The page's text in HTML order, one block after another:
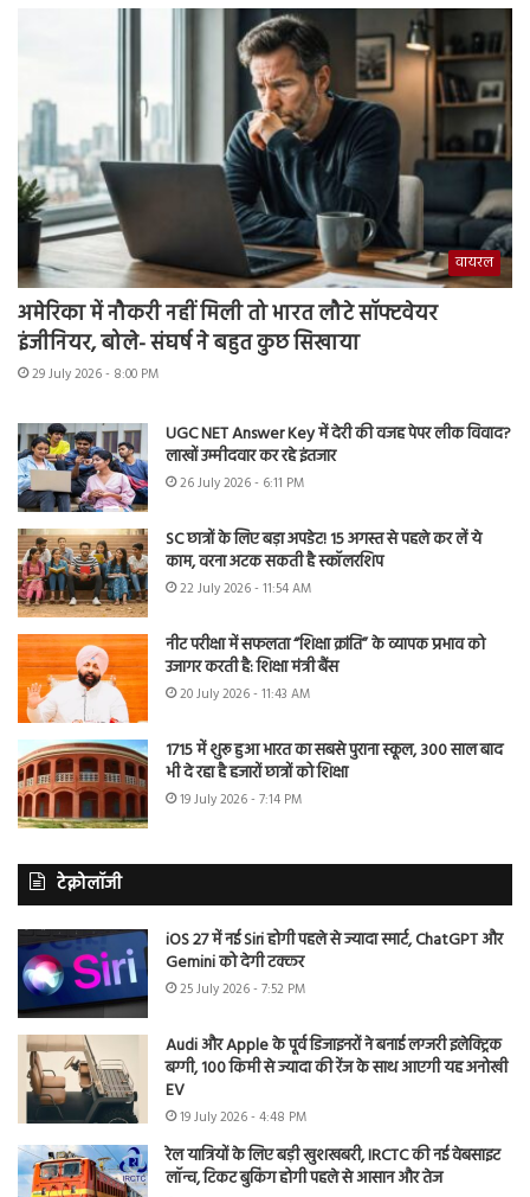
वायरल
अमेरिका में नौकरी नहीं मिली तो भारत लौटे सॉफ्टवेयर
इंजीनियर, बोले- संघर्ष ने बहुत कुछ सिखाया
29 July 2026 - 8:00 PM
UGC NET Answer Key में देरी की वजह पेपर लीक विवाद?
लाखों उम्मीदवार कर रहे इंतजार
26 July 2026 - 6:11 PM
SC छात्रों के लिए बड़ा अपडेट! 15 अगस्त से पहले कर लें ये
काम, वरना अटक सकती है स्कॉलरशिप
22 July 2026 - 11:54 AM
नीट परीक्षा में सफलता “शिक्षा क्रांति” के व्यापक प्रभाव को
उजागर करती है: शिक्षा मंत्री बैंस
20 July 2026 - 11:43 AM
1715 में शुरू हुआ भारत का सबसे पुराना स्कूल, 300 साल बाद
भी दे रहा है हजारों छात्रों को शिक्षा
19 July 2026 - 7:14 PM
टेक्नोलॉजी
iOS 27 में नई Siri होगी पहले से ज्यादा स्मार्ट, ChatGPT और
Gemini को देगी टक्कर
25 July 2026 - 7:52 PM
Audi और Apple के पूर्व डिजाइनरों ने बनाई लग्जरी इलेक्ट्रिक
बग्गी, 100 किमी से ज्यादा की रेंज के साथ आएगी यह अनोखी
EV
19 July 2026 - 4:48 PM
रेल यात्रियों के लिए बड़ी खुशखबरी, IRCTC की नई वेबसाइट
लॉन्च, टिकट बुकिंग होगी पहले से आसान और तेज